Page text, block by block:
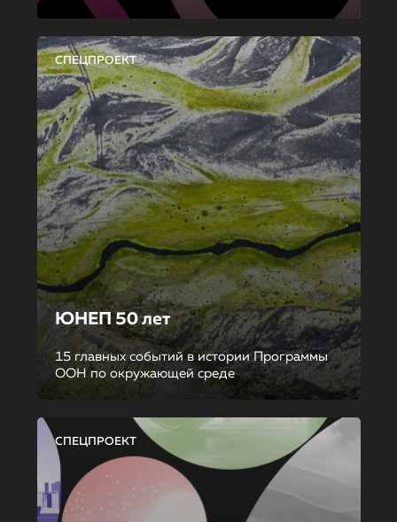
СПЕЦПРОЕКТ
ЮНЕП 50 лет
15 главных событий в истории Программы
ООН по окружающей среде
СПЕЦПРОЕКТ